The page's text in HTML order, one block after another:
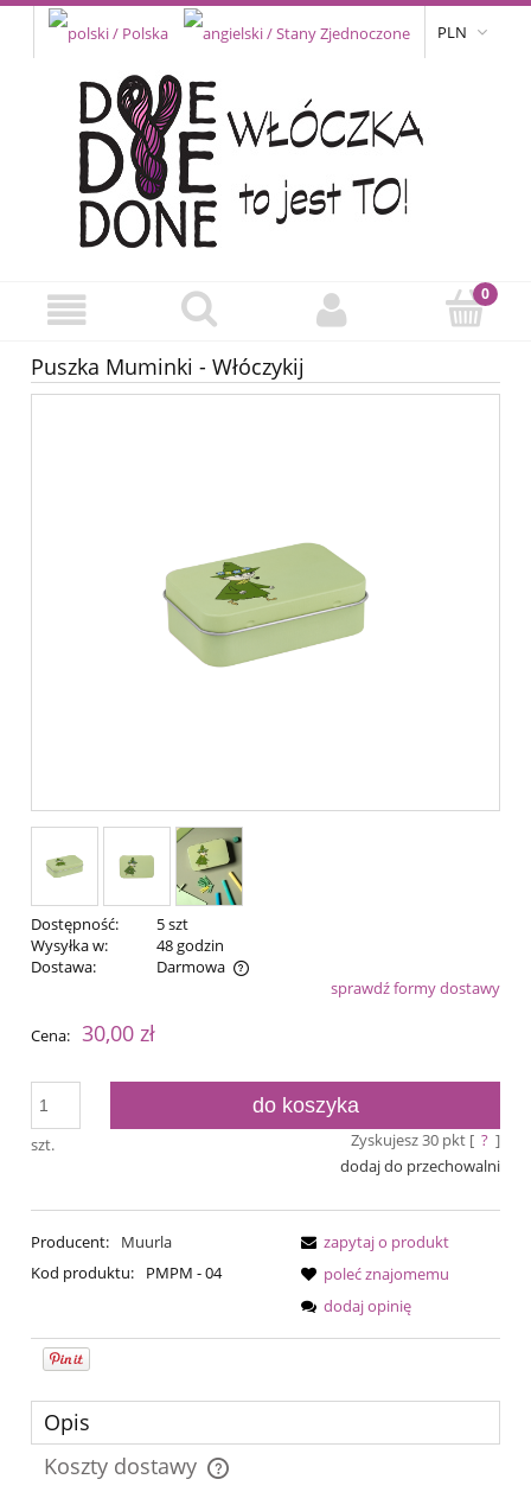
PLN
Puszka Muminki - Włóczykij
Dostępność:
5 szt
Wysyłka w:
48 godzin
Dostawa:
Darmowa
Cena nie zawiera ewentualnych kosztów płatnościsprawdź formy dostawy
Cena: 30,00 zł
szt.
do koszyka
Zyskujesz30pkt [ ? ]
dodaj do przechowalni
Producent:
Muurla
Kod produktu:
PMPM - 04
zapytaj o produkt
poleć znajomemu
dodaj opinię
Opis
Koszty dostawy
Cena nie zawiera ewentualnych kosztów płatności